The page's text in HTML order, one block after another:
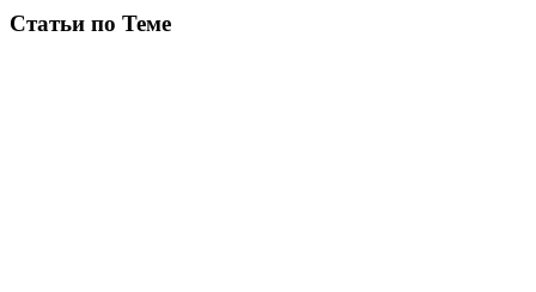
Статьи по Теме